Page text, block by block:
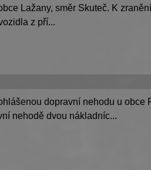
Lažany, směr Skuteč. K
z pří...
dopravní nehodu u obce
nehodě dvou nákladníc...